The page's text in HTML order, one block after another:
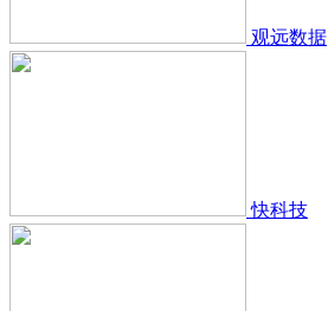
观远数据
快科技